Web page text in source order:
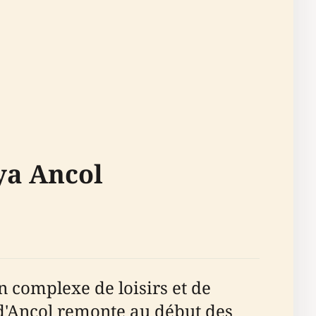
Ancol
complexe de loisirs et de
remonte au début des